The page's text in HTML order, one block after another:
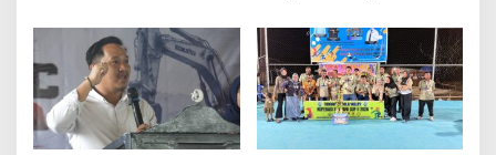
Kutim
Desak Jalur Alternatif
Segera Dibuka dan
Perbaikan Menyeluruh